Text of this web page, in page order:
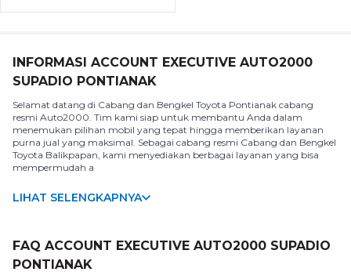
INFORMASI ACCOUNT EXECUTIVE AUTO2000
SUPADIO PONTIANAK
Selamat datang di Cabang dan Bengkel Toyota Pontianak cabang
resmi Auto2000. Tim kami siap untuk membantu Anda dalam
menemukan pilihan mobil yang tepat hingga memberikan layanan
purna jual yang maksimal. Sebagai cabang resmi Cabang dan Bengkel
Toyota Balikpapan, kami menyediakan berbagai layanan yang bisa
mempermudah a
LIHAT SELENGKAPNYA
FAQ ACCOUNT EXECUTIVE AUTO2000 SUPADIO
PONTIANAK